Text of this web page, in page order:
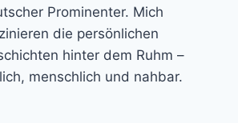
Prominenter. Mich
die persönlichen
hinter dem Ruhm –
menschlich und nahbar.